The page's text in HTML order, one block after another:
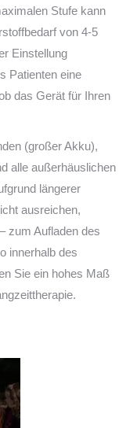
Stufe kann
von 4-5
Einstellung
Patienten eine
das Gerät für Ihren
(großer Akku),
alle außerhäuslichen
längerer
ausreichen,
zum Aufladen des
innerhalb des
Sie ein hohes Maß